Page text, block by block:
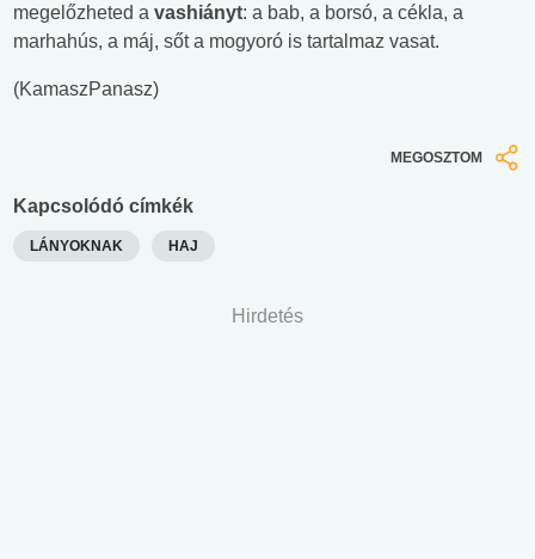
megelőzheted a vashiányt: a bab, a borsó, a cékla, a
marhahús, a máj, sőt a mogyoró is tartalmaz vasat.
(KamaszPanasz)
MEGOSZTOM
Kapcsolódó címkék
LÁNYOKNAK HAJ
Hirdetés